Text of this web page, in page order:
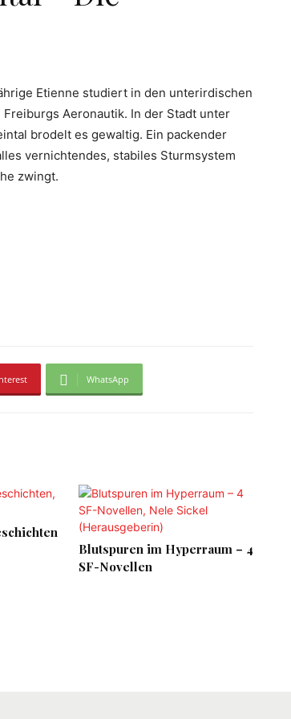
Etienne studiert in den unterirdischen
Freiburgs Aeronautik. In der Stadt unter
brodelt es gewaltig. Ein packender
vernichtendes, stabiles Sturmsystem
zwingt.
WhatsApp
Blutspuren im Hyperraum – 4
SF-Novellen